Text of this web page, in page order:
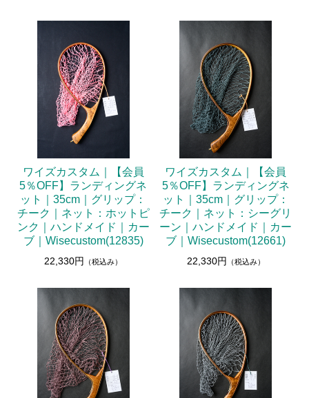
ワイズカスタム｜【会員
5％OFF】ランディングネ
ット｜35cm｜グリップ：
チーク｜ネット：ホットピ
ンク｜ハンドメイド｜カー
ブ｜Wisecustom(12835)
22,330円 （税込み）
ワイズカスタム｜【会員
5％OFF】ランディングネ
ット｜35cm｜グリップ：
チーク｜ネット：シーグリ
ーン｜ハンドメイド｜カー
ブ｜Wisecustom(12661)
22,330円 （税込み）